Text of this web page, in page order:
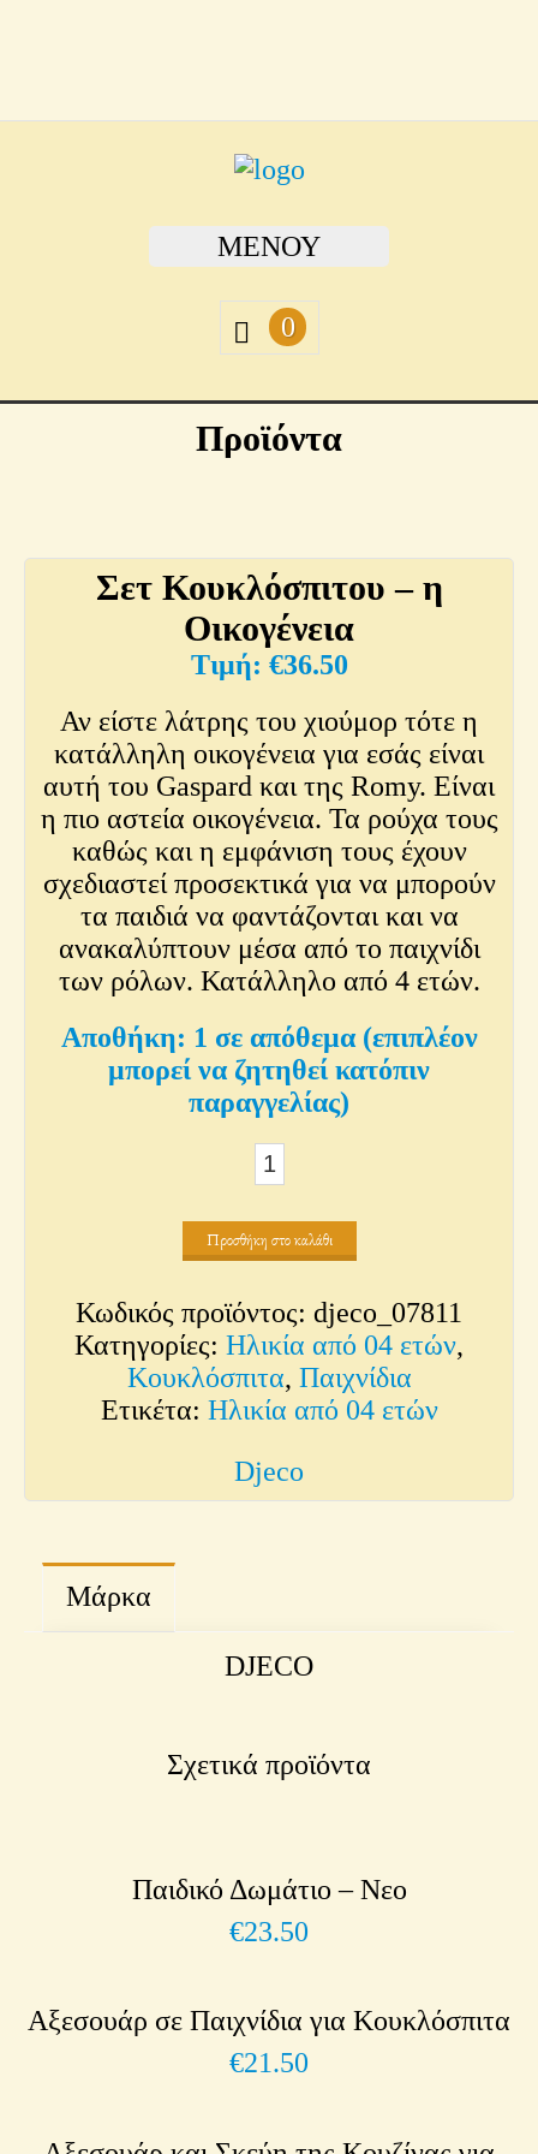
ΜΕΝΟΎ
0
Προϊόντα
Σετ Κουκλόσπιτου – η
Οικογένεια
€36.50
Αν είστε λάτρης του χιούμορ τότε η
κατάλληλη οικογένεια για εσάς είναι
αυτή του Gaspard και της Romy. Είναι
η πιο αστεία οικογένεια. Τα ρούχα τους
καθώς και η εμφάνιση τους έχουν
σχεδιαστεί προσεκτικά για να μπορούν
τα παιδιά να φαντάζονται και να
ανακαλύπτουν μέσα από το παιχνίδι
των ρόλων. Κατάλληλο από 4 ετών.
1 σε απόθεμα (επιπλέον
μπορεί να ζητηθεί κατόπιν
παραγγελίας)
Σετ
Κουκλόσπιτου
-
η
Οικογένεια
ποσότητα
Προσθήκη στο καλάθι
Κωδικός προϊόντος: djeco_07811
Κατηγορίες: Ηλικία από 04 ετών,
Κουκλόσπιτα, Παιχνίδια
Ετικέτα: Ηλικία από 04 ετών
Djeco
Μάρκα
DJECO
Σχετικά προϊόντα
Παιδικό Δωμάτιο – Νεο
€23.50
Αξεσουάρ σε Παιχνίδια για Κουκλόσπιτα
€21.50